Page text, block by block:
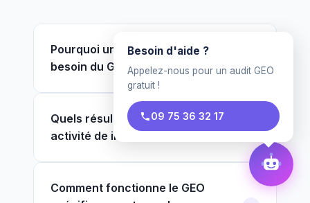
Pourquoi un installateur piscine a
besoin du GEO ?
Quels résultats attendre pour mon
activité de installateur piscine ?
Comment fonctionne le GEO
Besoin d'aide ?
Appelez-nous pour un audit GEO
gratuit !
09 75 36 32 17